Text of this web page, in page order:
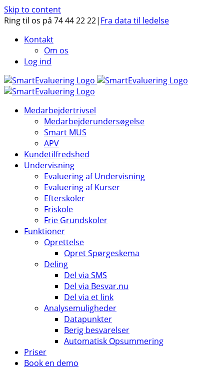
Skip to content
Ring til os på 74 44 22 22| Fra data til ledelse
Kontakt
Om os
Log ind
Medarbejdertrivsel
Medarbejderundersøgelse
Smart MUS
APV
Kundetilfredshed
Undervisning
Evaluering af Undervisning
Evaluering af Kurser
Efterskoler
Friskole
Frie Grundskoler
Funktioner
Oprettelse
Opret Spørgeskema
Deling
Del via SMS
Del via Besvar.nu
Del via et link
Analysemuligheder
Datapunkter
Berig besvarelser
Automatisk Opsummering
Priser
Book en demo